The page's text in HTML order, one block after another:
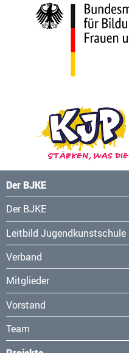
Der BJKE
Navigation
überspringen
Der BJKE
Leitbild Jugendkunstschule
Verband
Mitglieder
Vorstand
Team